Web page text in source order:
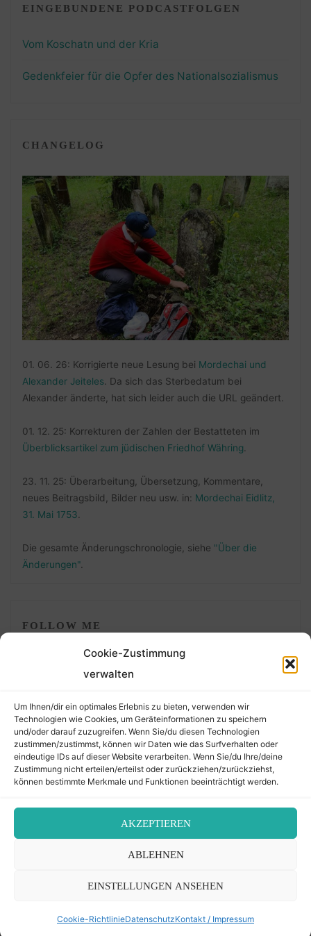
Cookie-Zustimmung
verwalten
Um Ihnen/dir ein optimales Erlebnis zu bieten, verwenden wir
Technologien wie Cookies, um Geräteinformationen zu speichern
und/oder darauf zuzugreifen. Wenn Sie/du diesen Technologien
zustimmen/zustimmst, können wir Daten wie das Surfverhalten oder
eindeutige IDs auf dieser Website verarbeiten. Wenn Sie/du Ihre/deine
Zustimmung nicht erteilen/erteilst oder zurückziehen/zurückziehst,
können bestimmte Merkmale und Funktionen beeinträchtigt werden.
AKZEPTIEREN
ABLEHNEN
EINSTELLUNGEN ANSEHEN
Cookie-RichtlinieDatenschutzKontakt / Impressum
EINGEBUNDENE PODCASTFOLGEN
Vom Koschatn und der Kria
Gedenkfeier für die Opfer des Nationalsozialismus
CHANGELOG
01. 06. 26: Korrigierte neue Lesung bei Mordechai und
Alexander Jeiteles . Da sich das Sterbedatum bei
Alexander änderte, hat sich leider auch die URL geändert.
01. 12. 25: Korrekturen der Zahlen der Bestatteten im
Überblicksartikel zum jüdischen Friedhof Währing
23. 11. 25: Überarbeitung, Übersetzung, Kommentare,
neues Beitragsbild, Bilder neu usw. in: Mordechai Eidlitz,
31. Mai 1753
Die gesamte Änderungschronologie, siehe "Über die
Änderungen".
FOLLOW ME
©2026 Der Transkribierer
Kontakt / Impressum
Cookie-Richtlinie (EU)
Back
to